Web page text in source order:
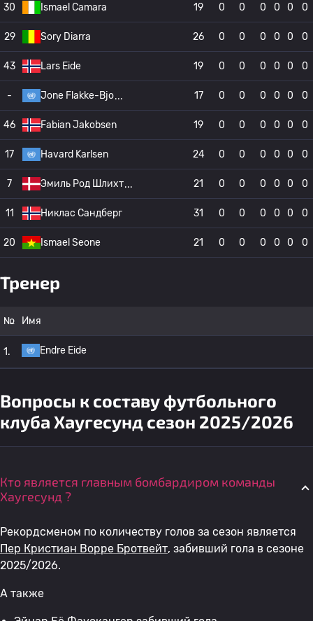
30 Ismael Camara 19 0 0 0 0 0 0
29 Sory Diarra 26 0 0 0 0 0 0
43 Lars Eide 19 0 0 0 0 0 0
- Jone Flakke-Bjo 17 0 0 0 0 0 0
46 Fabian Jakobsen 19 0 0 0 0 0 0
17 Havard Karlsen 24 0 0 0 0 0 0
7 Эмиль Род Шлихт 21 0 0 0 0 0 0
11 Никлас Сандберг 31 0 0 0 0 0 0
20 Ismael Seone 21 0 0 0 0 0 0
Тренер
№ Имя
1. Endre Eide
Вопросы к составу футбольного
клуба Хаугесунд сезон 2025/2026
Кто является главным бомбардиром команды
Хаугесунд ?
Рекордсменом по количеству голов за сезон является
Пер Кристиан Ворре Бротвейт, забивший гола в сезоне
2025/2026.
А также